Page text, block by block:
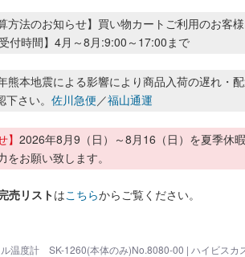
方法のお知らせ】買い物カートご利用のお客
付時間】4月～8月:9:00～17:00まで
熊本地震による影響により商品入荷の遅れ・
さい。 佐川急便／福山通運
】 2026年8月9（日）～8月16（日）を夏季休
お願い致します。
売リストはこちらからご覧ください。
温度計 SK-1260(本体のみ)No.8080-00 | ハイビスカ